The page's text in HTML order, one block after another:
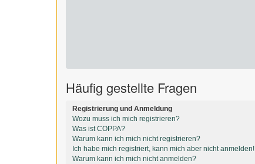
Häufig gestellte Fragen
Registrierung und Anmeldung
Wozu muss ich mich registrieren?
Was ist COPPA?
Warum kann ich mich nicht registrieren?
Ich habe mich registriert, kann mich aber nicht anmelden!
Warum kann ich mich nicht anmelden?